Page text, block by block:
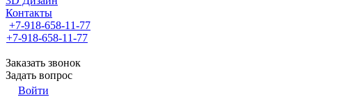
Контакты
+7-918-658-11-77
+7-918-658-11-77
Заказать звонок
Задать вопрос
Войти